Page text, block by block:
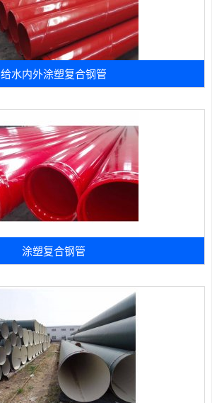
给水内外涂塑复合钢管
涂塑复合钢管